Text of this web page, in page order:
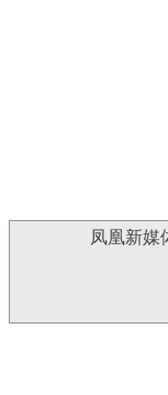
凤凰新媒